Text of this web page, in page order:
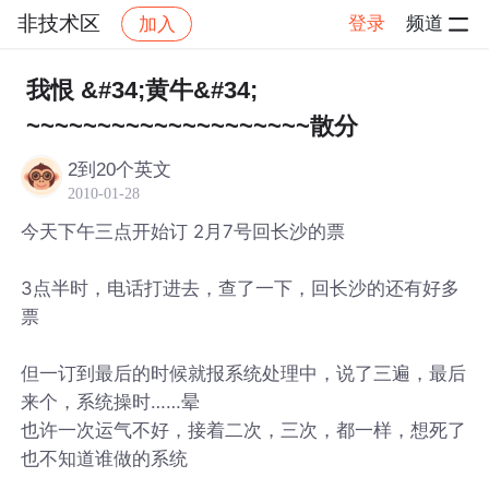
非技术区 加入 登录 频道
社区 非技术区
我恨 &#34;黄牛&#34;
~~~~~~~~~~~~~~~~~~~~散分
2到20个英文
2010-01-28
今天下午三点开始订 2月7号回长沙的票
3点半时，电话打进去，查了一下，回长沙的还有好多
票
但一订到最后的时候就报系统处理中，说了三遍，最后
来个，系统操时……晕
也许一次运气不好，接着二次，三次，都一样，想死了
也不知道谁做的系统